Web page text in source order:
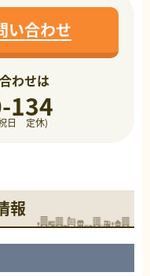
い合わせ
わせは
134
日 定休)
報